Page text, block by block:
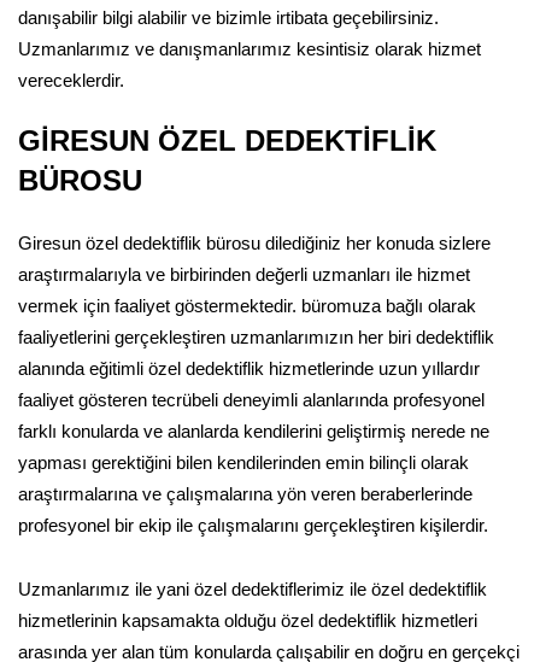
danışabilir bilgi alabilir ve bizimle irtibata geçebilirsiniz.
Uzmanlarımız ve danışmanlarımız kesintisiz olarak hizmet
vereceklerdir.
GİRESUN ÖZEL DEDEKTİFLİK
BÜROSU
Giresun özel dedektiflik bürosu dilediğiniz her konuda sizlere
araştırmalarıyla ve birbirinden değerli uzmanları ile hizmet
vermek için faaliyet göstermektedir. büromuza bağlı olarak
faaliyetlerini gerçekleştiren uzmanlarımızın her biri dedektiflik
alanında eğitimli özel dedektiflik hizmetlerinde uzun yıllardır
faaliyet gösteren tecrübeli deneyimli alanlarında profesyonel
farklı konularda ve alanlarda kendilerini geliştirmiş nerede ne
yapması gerektiğini bilen kendilerinden emin bilinçli olarak
araştırmalarına ve çalışmalarına yön veren beraberlerinde
profesyonel bir ekip ile çalışmalarını gerçekleştiren kişilerdir.
Uzmanlarımız ile yani özel dedektiflerimiz ile özel dedektiflik
hizmetlerinin kapsamakta olduğu özel dedektiflik hizmetleri
arasında yer alan tüm konularda çalışabilir en doğru en gerçekçi